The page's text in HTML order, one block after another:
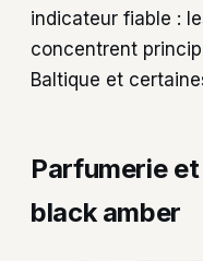
indicateur fiable :
concentrent
Baltique et
Parfumerie
black amber